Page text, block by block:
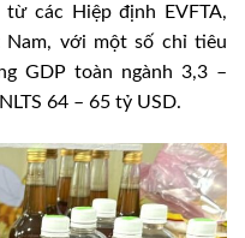
các Hiệp định EVFTA,
Nam, với một số chỉ tiêu
GDP toàn ngành 3,3 –
64 – 65 tỷ USD.